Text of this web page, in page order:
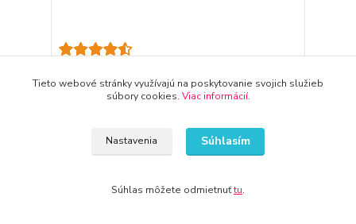
12x12cm s odkvapom
61,11 €
Pridať do košíka
Tieto webové stránky využívajú na poskytovanie svojich služieb
súbory cookies. Viac informácií.
Nastavenia Súhlasím
Súhlas môžete odmietnuťtu.